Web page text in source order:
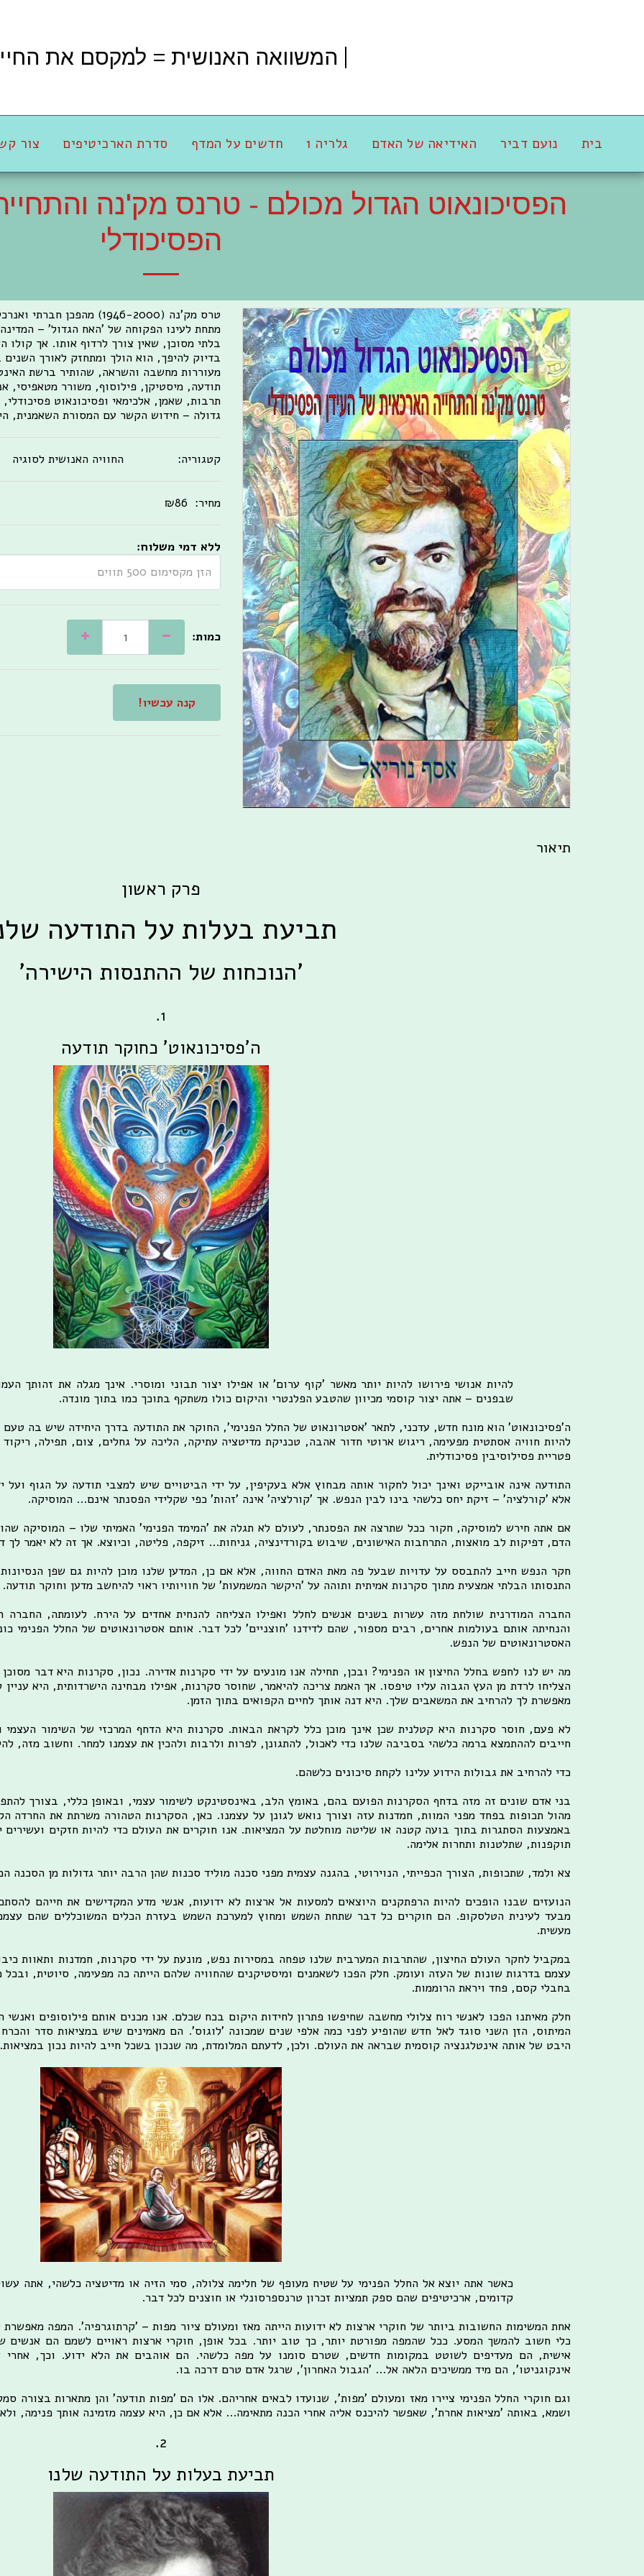
המשוואה האנושית = למקסם את
בית נועם דביר האידיאה של האדם גלריה 1 חדשים על המדף סדרת הארכיטיפים צור
הפסיכונאוט הגדול מכולם - טרנס מק'נה
הפסיכודלי
טרס מק'נה (1946-2000)
מתחת לעינו הפקוחה של 'האח הגדול' –
בלתי מסוכן, שאין צורך לרדוף אותו. אך
בדיוק להיפך, הוא הולך ומתחזק לאורך
מעוררות מחשבה והשראה, שהותיר ברשת
תודעה, מיסטיקן, פילוסוף, משורר מטאפיסי,
תרבות, שאמן, אלכימאי ופסיכונאוט
גדולה – חידוש הקשר עם המסורת השאמנית,
קטגוריה: החוויה האנושית לסוגיה
מחיר: ₪86
ללא דמי משלוח:
כמות:
קנה עכשיו!
תיאור
פרק ראשון
תביעת בעלות על התודעה
'הנוכחות של ההתנסות הישירה'
1.
ה'פסיכונאוט' כחוקר תודעה
להיות אנושי פירושו להיות יותר מאשר 'קוף ערום' או אפילו יצור תבוני ומוסרי. אינך מגלה את זהותך
שבפנים – אתה יצור קוסמי מכיוון שהטבע הפלנטרי והיקום כולו משתקף בתוכך כמו בתוך מונדה.
ה'פסיכונאוט' הוא מונח חדש, עדכני, לתאר 'אסטרונאוט של החלל הפנימי', החוקר את התודעה בדרך היחידה שיש בה
להיות חוויה אסתטית מפעימה, ריגוש ארוטי חדור אהבה, טכניקת מדיטציה עתיקה, הליכה על גחלים, צום, תפילה,
פטריית פסילוסיבין פסיכודלית.
התודעה אינה אובייקט ואינך יכול לחקור אותה מבחוץ אלא בעקיפין, על ידי הביטויים שיש למצבי תודעה על הגוף
אלא 'קורלציה' – זיקת יחס כלשהי בינו לבין הנפש. אך 'קורלציה' אינה 'זהות' כפי שקלידי הפסנתר אינם... המוסיקה.
אם אתה חירש למוסיקה, חקור ככל שתרצה את הפסנתר, לעולם לא תגלה את 'המימד הפנימי' האמיתי שלו – המוסיקה
הדם, דפיקות לב מואצות, התרחבות האישונים, שיבוש בקורדינציה, גניחות... זיקפה, פליטה, וכיוצא. אך זה לא יאמר לך
חקר הנפש חייב להתבסס על עדויות שבעל פה מאת האדם החווה, אלא אם כן, המדען שלנו מוכן להיות גם שפן
התנסותו הבלתי אמצעית מתוך סקרנות אמיתית ותוהה על 'היקשר המשמעות' של חוויותיו ראוי להיחשב מדען וחוקר תודעה.
החברה המודרנית שולחת מזה עשרות בשנים אנשים לחלל ואפילו הצליחה להנחית אחדים על הירח. לעומתה,
והנחיתה אותם בעולמות אחרים, רבים מספור, שהם לדידנו 'חוצניים' לכל דבר. אותם אסטרונאוטים של החלל הפנימי
האסטרונאוטים של הנפש.
מה יש לנו לחפש בחלל החיצון או הפנימי? ובכן, תחילה אנו מונעים על ידי סקרנות אדירה. נכון, סקרנות היא דבר
הצליחו לרדת מן העץ הגבוה עליו טיפסו. אך האמת צריכה להיאמר, שחוסר סקרנות, אפילו מבחינה הישרדותית, היא
מאפשרת לך להרחיב את המשאבים שלך. היא דנה אותך לחיים הקפואים בתוך הזמן.
לא פעם, חוסר סקרנות היא קטלנית שכן אינך מוכן כלל לקראת הבאות. סקרנות היא הדחף המרכזי של השימור העצמי
חייבים לההתמצא ברמה כלשהי בסביבה שלנו כדי לאכול, להתגונן, לפרות ולרבות ולהכין את עצמנו למחר. וחשוב מזה,
כדי להרחיב את גבולות הידוע עלינו לקחת סיכונים כלשהם.
בני אדם שונים זה מזה בדחף הסקרנות הפועם בהם, באומץ הלב, באינסטינקט לשימור עצמי, ובאופן כללי, בצורך
מהול תכופות בפחד מפני המוות, חמדנות עזה וצורך נואש לגונן על עצמנו. כאן, הסקרנות הטהורה משרתת את החרדה
באמצעות הסתגרות בתוך בועה קטנה או שליטה מוחלטת על המציאות. אנו חוקרים את העולם כדי להיות חזקים ועשירים
תוקפנות, שתלטנות ותחרות אלימה.
צא ולמד, שתכופות, הצורך הכפייתי, הנוירוטי, בהגנה עצמית מפני סכנה מוליד סכנות שהן הרבה יותר גדולות מן הסכנה
הנועזים שבנו הופכים להיות הרפתקנים היוצאים למסעות אל ארצות לא ידועות, אנשי מדע המקדישים את חייהם
מבעד לעינית הטלסקופ. הם חוקרים כל דבר שתחת השמש ומחוץ למערכת השמש בעזרת הכלים המשוכללים שהם
מעשית.
במקביל לחקר העולם החיצון, שהתרבות המערבית שלנו טפחה במסירות נפש, מונעת על ידי סקרנות, חמדנות ותאוות
עצמם בדרגות שונות של העזה ועומק. חלק הפכו לשאמנים ומיסטיקנים שהחוויה שלהם הייתה כה מפעימה, סיוטית,
בחבלי קסם, פחד ויראת הרוממות.
חלק מאיתנו הפכו לאנשי רוח צלולי מחשבה שחיפשו פתרון לחידות היקום בכח שכלם. אנו מכנים אותם פילוסופים
המיתוס, הזן השני סוגד לאל חדש שהופיע לפני כמה אלפי שנים שמכונה 'לוגוס'. הם מאמינים שיש במציאות סדר
היבט של אותה אינטלגנציה קוסמית שבראה את העולם. ולכן, לדעתם המלומדת, מה שנכון בשכל חייב להיות נכון במציאות.
כאשר אתה יוצא אל החלל הפנימי על שטיח מעופף של חלימה צלולה, סמי הזיה או מדיטציה כלשהי, אתה
קדומים, ארכיטיפים שהם ספק תמציות זכרון טרנספרסונלי או חוצנים לכל דבר.
אחת המשימות החשובות ביותר של חוקרי ארצות לא ידועות הייתה מאז ומעולם ציור מפות – 'קרתוגרפיה'. המפה
כלי חשוב להמשך המסע. ככל שהמפה מפורטת יותר, כך טוב יותר. בכל אופן, חוקרי ארצות ראויים לשמם הם אנשים
אישית, הם מעדיפים לשוטט במקומות חדשים, שטרם סומנו על מפה כלשהי. הם אוהבים את הלא ידוע. וכך,
אינקוגניטו', הם מיד ממשיכים הלאה אל... 'הגבול האחרון', שרגל אדם טרם דרכה בו.
וגם חוקרי החלל הפנימי ציירו מאז ומעולם 'מפות', שנועדו לבאים אחריהם. אלו הם 'מפות תודעה' והן מתארות בצורה
ושמא, באותה 'מציאות אחרת', שאפשר להיכנס אליה אחרי הכנה מתאימה... אלא אם כן, היא עצמה מזמינה אותך פנימה,
2.
תביעת בעלות על התודעה שלנו